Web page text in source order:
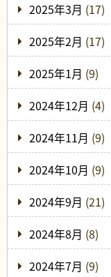
2025年3月 (17)
2025年2月 (17)
2025年1月 (9)
2024年12月 (4)
2024年11月 (9)
2024年10月 (9)
2024年9月 (21)
2024年8月 (8)
2024年7月 (9)